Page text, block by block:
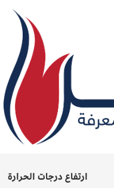
ارتفاع درجات الحرارة